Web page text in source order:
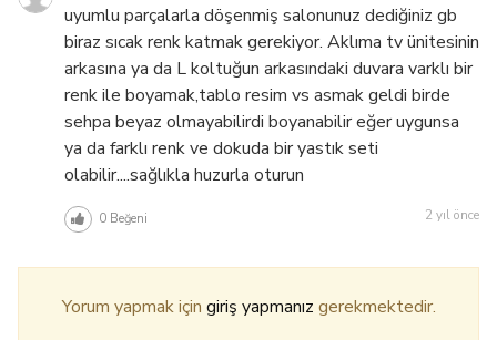
uyumlu parçalarla döşenmiş salonunuz dediğiniz gb
biraz sıcak renk katmak gerekiyor. Aklıma tv ünitesinin
arkasına ya da L koltuğun arkasındaki duvara varklı bir
renk ile boyamak,tablo resim vs asmak geldi birde
sehpa beyaz olmayabilirdi boyanabilir eğer uygunsa
ya da farklı renk ve dokuda bir yastık seti
olabilir....sağlıkla huzurla oturun
0Beğeni 2 yıl önce
Yorum yapmak için giriş yapmanız gerekmektedir.